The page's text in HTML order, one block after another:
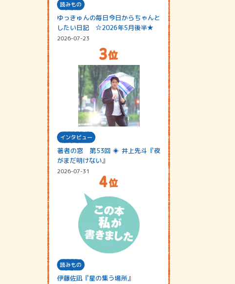
読みもの
ゆっきゅんの毎日今日からちゃんと
したい日記 ☆2026年5月後半★
2026-07-23
インタビュー
著者の窓 第53回 ◈ 井上先斗『夜
がまだ明けない』
2026-07-31
読みもの
伊藤佐凪『星の集う場所』